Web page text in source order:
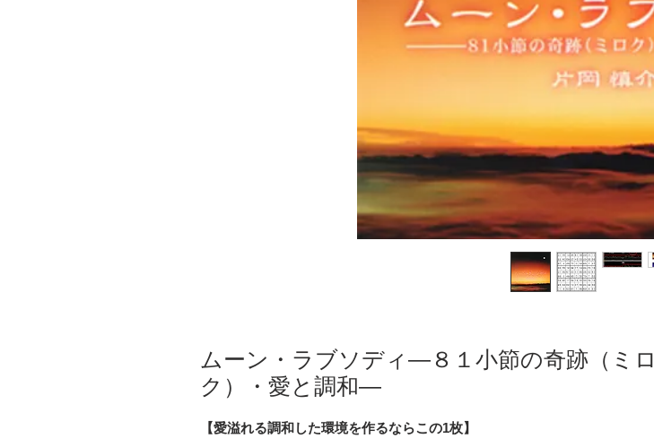
ムーン・ラブソディ―８１小節の奇跡（ミロ
ク）・愛と調和―
【愛溢れる調和した環境を作るならこの1枚】